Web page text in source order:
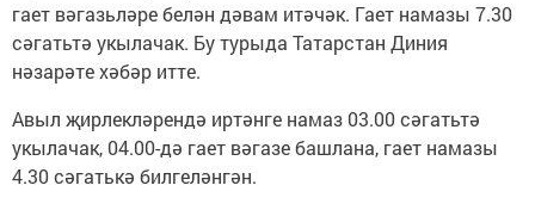
гает вәгазьләре белән дәвам итәчәк. Гает намазы 7.30
сәгатьтә укылачак. Бу турыда Татарстан Диния
нәзарәте хәбәр итте.
Авыл җирлекләрендә иртәнге намаз 03.00 сәгатьтә
укылачак, 04.00-дә гает вәгазе башлана, гает намазы
4.30 сәгатькә билгеләнгән.